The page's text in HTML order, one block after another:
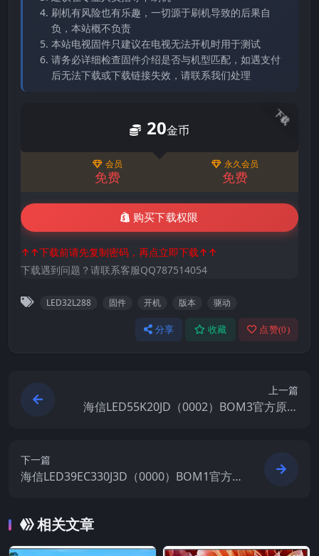
刷机有风险也有乐趣，一切源于刷机导致的后果自
负，本站概不负责
本站电视固件只建议在电视无法开机时用于测试
请务必详细检查固件介绍是否与机型匹配，如遇支付
后无法下载或下载链接失效，请联系我们处理
下载
20金币
会员
免费
永久会员
免费
购买下载权限
↑↑下载前请先复制密码，再点立即下载↑↑
下载遇到问题？请联系客服QQ787514054
LED32L288 固件 开机 版本 驱动
分享 收藏 点赞(0)
上一篇
海信LED55K20JD（0002）BOM3官方原厂
下一篇
海信LED39EC330J3D（0000）BOM1官方
相关文章